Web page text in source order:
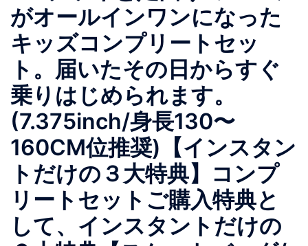
ー
がオールインワンになった
キッズコンプリートセッ
ト。届いたその日からすぐ
乗りはじめられます。
(7.375inch/身長130〜
160CM位推奨)【インスタン
トだけの３大特典】コンプ
リートセットご購入特典と
して、インスタントだけの